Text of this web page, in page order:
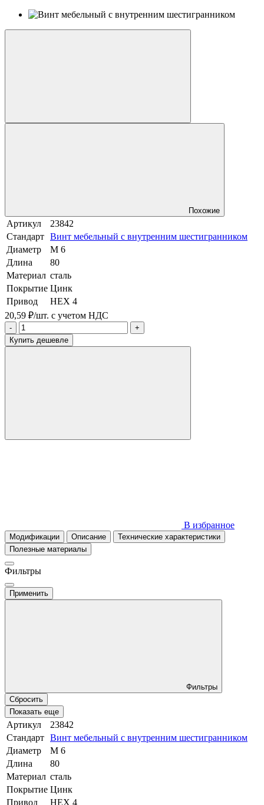
Похожие
Артикул
23842
Стандарт Винт мебельный с внутренним шестигранником
Диаметр
М 6
Длина
80
Материал сталь
Покрытие Цинк
Привод
HEX 4
20,59 ₽/шт. с учетом НДС
-
+
Купить дешевле
В избранное
Модификации Описание
Технические характеристики
Полезные материалы
Фильтры
Применить
Фильтры
Сбросить
Показать еще
Артикул
23842
Стандарт Винт мебельный с внутренним шестигранником
Диаметр
М 6
Длина
80
Материал сталь
Покрытие Цинк
Привод
HEX 4